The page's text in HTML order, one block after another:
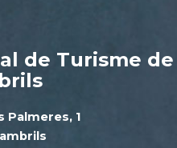
de Turisme de
Palmeres, 1